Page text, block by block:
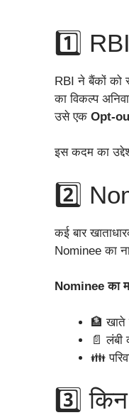
1️⃣
RBI ने बैंकों को
का विकल्प
उसे एकOpt-
इस कदम का
2️⃣
कई बार
Nominee का
Nominee का
🏦 खाते
📄 लंबी
👪
3️⃣